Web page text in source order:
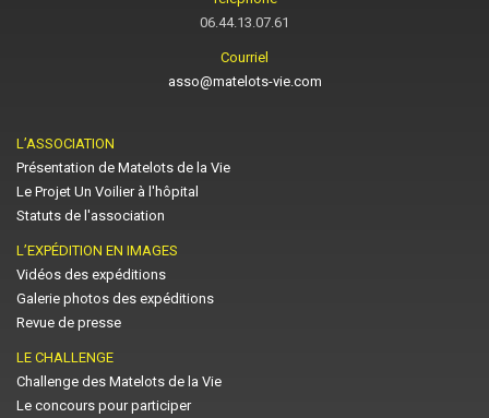
06.44.13.07.61
Courriel
asso@matelots-vie.com
L’ASSOCIATION
Présentation de Matelots de la Vie
Le Projet Un Voilier à l'hôpital
Statuts de l'association
L’EXPÉDITION EN IMAGES
Vidéos des expéditions
Galerie photos des expéditions
Revue de presse
LE CHALLENGE
Challenge des Matelots de la Vie
Le concours pour participer